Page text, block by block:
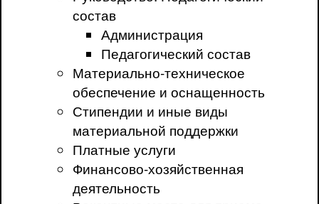
состав
Администрация
Педагогический состав
Материально-техническое
обеспечение и оснащенность
Стипендии и иные виды
материальной поддержки
Платные услуги
Финансово-хозяйственная
деятельность